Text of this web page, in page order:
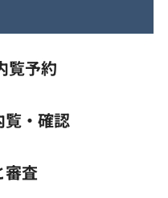
覧予約
覧・確認
審査